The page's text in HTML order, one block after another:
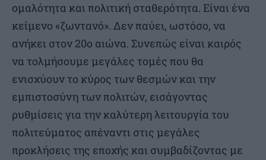
ομαλότητα και πολιτική σταθερότητα. Είναι ένα
κείμενο «ζωντανό». Δεν παύει, ωστόσο, να
ανήκει στον 20ο αιώνα. Συνεπώς είναι καιρός
να τολμήσουμε μεγάλες τομές που θα
ενισχύουν το κύρος των θεσμών και την
εμπιστοσύνη των πολιτών, εισάγοντας
ρυθμίσεις για την καλύτερη λειτουργία του
πολιτεύματος απέναντι στις μεγάλες
προκλήσεις της εποχής και συμβαδίζοντας με